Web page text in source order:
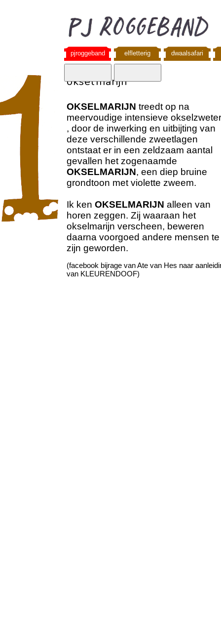
pjroggeband elfletterig dwaalsafari
okselmarijn
OKSELMARIJN treedt op na
meervoudige intensieve
, door de inwerking en uitbijting van
deze verschillende zweetlagen
ontstaat er in een zeldzaam aantal
gevallen het zogenaamde
OKSELMARIJN, een diep bruine
grondtoon met violette zweem.
Ik ken OKSELMARIJN alleen van
horen zeggen. Zij waaraan het
okselmarijn verscheen, beweren
daarna voorgoed andere mensen te
zijn geworden.
(facebook bijrage van Ate van Hes naar
van KLEURENDOOF)